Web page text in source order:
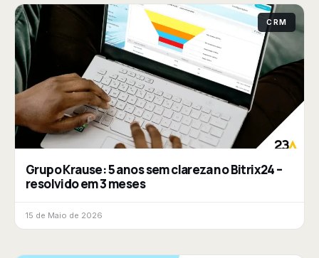
CRM
Grupo Krause: 5 anos sem clareza no Bitrix24 –
resolvido em 3 meses
15 de Maio de 2026